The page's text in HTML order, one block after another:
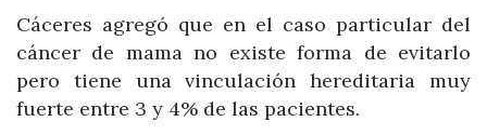
Cáceres agregó que en el caso particular del
cáncer de mama no existe forma de evitarlo
pero tiene una vinculación hereditaria muy
fuerte entre 3 y 4% de las pacientes.